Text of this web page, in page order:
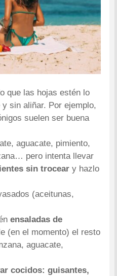
que las hojas estén lo
sin aliñar. Por ejemplo,
suelen ser buena
aguacate, pimiento,
pero intenta llevar
sin troceary hazlo
(aceitunas,
ensaladas de
(en el momento) el resto
aguacate,
cocidos: guisantes,